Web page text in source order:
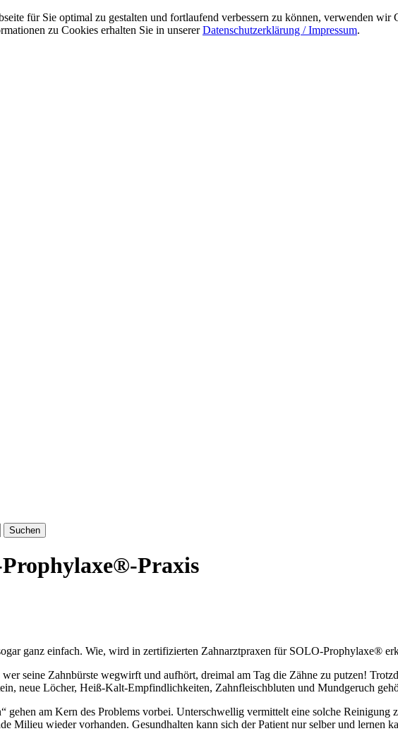
für Sie optimal zu gestalten und fortlaufend verbessern zu können, verwenden
zu Cookies erhalten Sie in unsererDatenschutzerklärung / Impressum.
Praxis
ganz einfach. Wie, wird in zertifizierten Zahnarztpraxen für SOLO-Prophylaxe®
seine Zahnbürste wegwirft und aufhört, dreimal am Tag die Zähne zu putzen!
neue Löcher, Heiß-Kalt-Empfindlichkeiten, Zahnfleischbluten und Mundgeruch
gehen am Kern des Problems vorbei. Unterschwellig vermittelt eine solche Reinigung
Milieu wieder vorhanden. Gesundhalten kann sich der Patient nur selber und lernen